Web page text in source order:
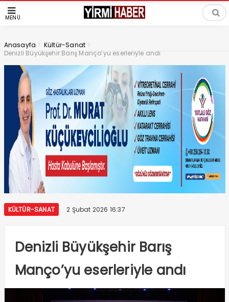
MENÜ
Anasayfa > Kültür-Sanat >
Denizli Büyükşehir Barış Manço’yu eserleriyle andı
KÜLTÜR-SANAT 2 Şubat 2026 16:37
Denizli Büyükşehir Barış
Manço’yu eserleriyle andı